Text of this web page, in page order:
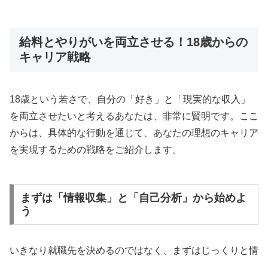
給料とやりがいを両立させる！18歳からの
キャリア戦略
18歳という若さで、自分の「好き」と「現実的な収入」
を両立させたいと考えるあなたは、非常に賢明です。ここ
からは、具体的な行動を通じて、あなたの理想のキャリア
を実現するための戦略をご紹介します。
まずは「情報収集」と「自己分析」から始めよ
う
いきなり就職先を決めるのではなく、まずはじっくりと情